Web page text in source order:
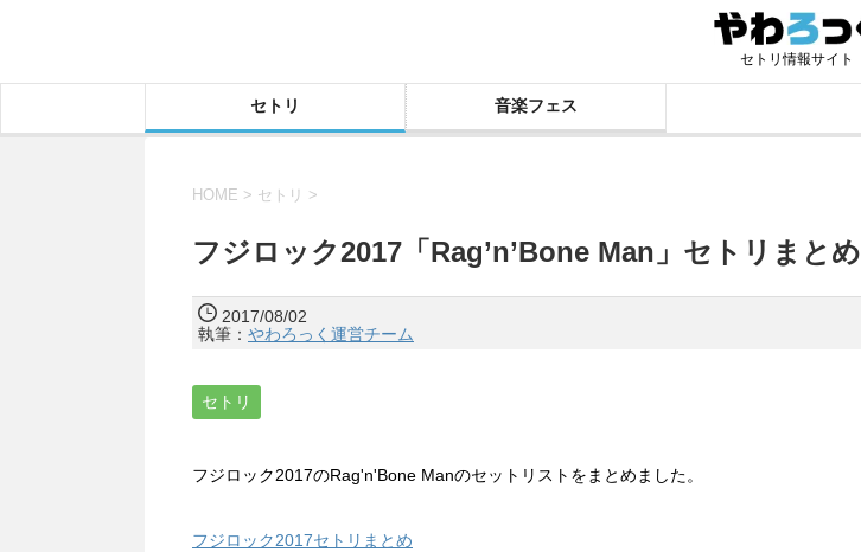
セトリ情報サイト
セトリ 音楽フェス
HOME > セトリ >
フジロック2017「Rag’n’Bone Man」セトリまとめ
2017/08/02
執筆： やわろっく運営チーム
セトリ
フジロック2017のRag'n'Bone Manのセットリストをまとめました。
フジロック2017セトリまとめ